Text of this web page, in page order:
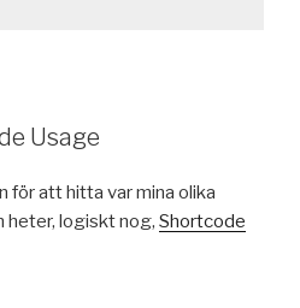
Usage
för att hitta var mina olika
heter, logiskt nog, Shortcode